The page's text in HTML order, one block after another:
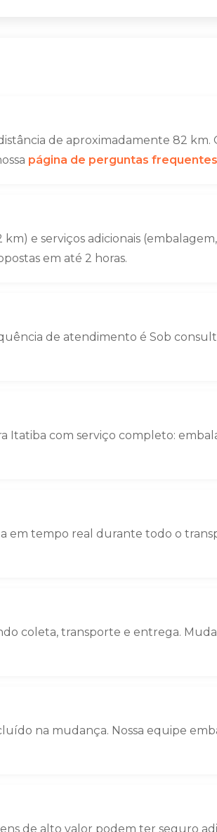
de aproximadamente 82
página de perguntas frequentes
e serviços adicionais
em até 2 horas.
de atendimento é Sob
Itatiba com serviço completo:
tempo real durante todo o
coleta, transporte e entrega.
na mudança. Nossa equipe
de alto valor podem ter seguro